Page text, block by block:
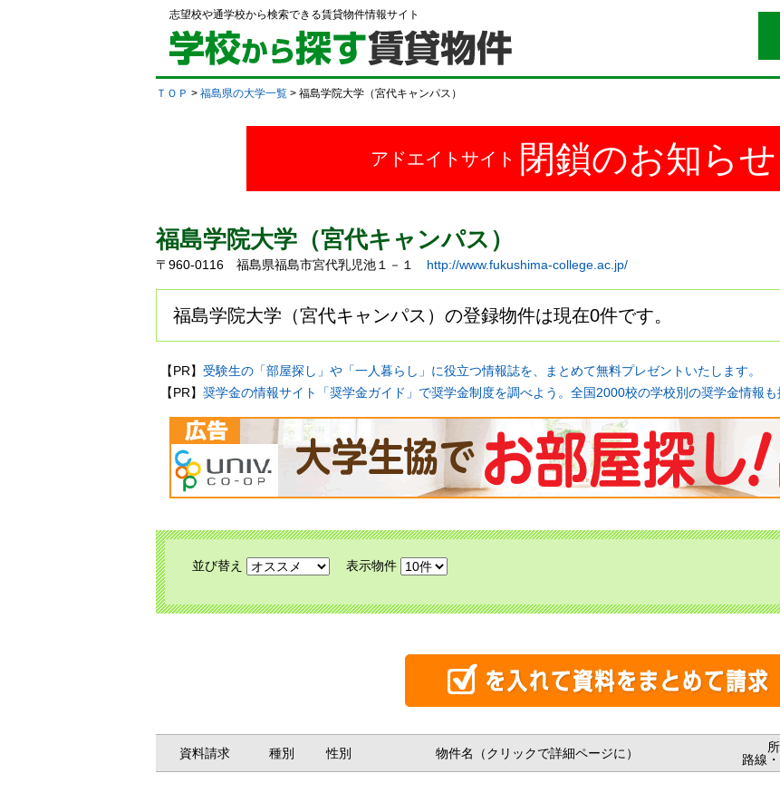
志望校や通学校から検索できる賃貸物件情報サイト
ＴＯＰ > 福島県の大学一覧 > 福島学院大学（宮代キャンパス）
アドエイトサイト 閉鎖のお知らせ
福島学院大学（宮代キャンパス）
〒960-0116 福島県福島市宮代乳児池１－１ http://www.fukushima-college.ac.jp/
福島学院大学（宮代キャンパス）の登録物件は現在0件です。
【PR】 受験生の「部屋探し」や「一人暮らし」に役立つ情報誌を、まとめて無料プレゼントいたします。
【PR】 奨学金の情報サイト「奨学金ガイド」で奨学金制度を調べよう。全国2000校の学校別の奨学金情報も
並び替え 表示物件
資料請求 種別 性別 物件名（クリックで詳細ページに）
路線